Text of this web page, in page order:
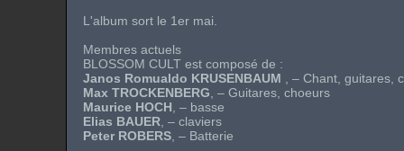
L'album sort le 1er mai.
Membres actuels
BLOSSOM CULT est composé de :
Janos Romualdo KRUSENBAUM , – Chant, guitares,
Max TROCKENBERG , – Guitares, choeurs
Maurice HOCH , – basse
Elias BAUER , – claviers
Peter ROBERS , – Batterie